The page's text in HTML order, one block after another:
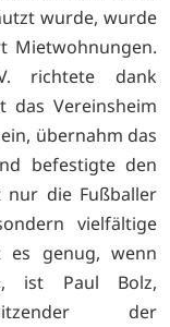
wurde, wurde
Mietwohnungen.
richtete dank
das Vereinsheim
übernahm das
befestigte den
die Fußballer
vielfältige
es genug, wenn
ist Paul Bolz,
der